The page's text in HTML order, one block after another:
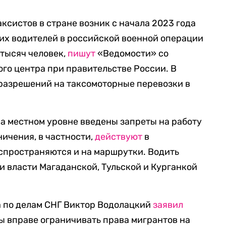
в стране возник с начала 2023 года
водителей в российской военной операции
человек, пишут«Ведомости» со
центра при правительстве России. В
на таксомоторные перевозки в
местном уровне введены запреты на работу
в частности,действуют в
и на маршрутки. Водить
власти Магаданской, Тульской и Курганкой
по делам СНГ Виктор Водолацкийзаявил
вправе ограничивать права мигрантов на